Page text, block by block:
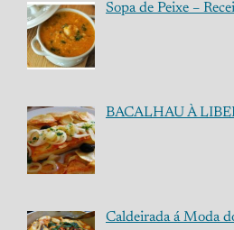
Sopa de Peixe –
BACALHAU À
Caldeirada á Moda